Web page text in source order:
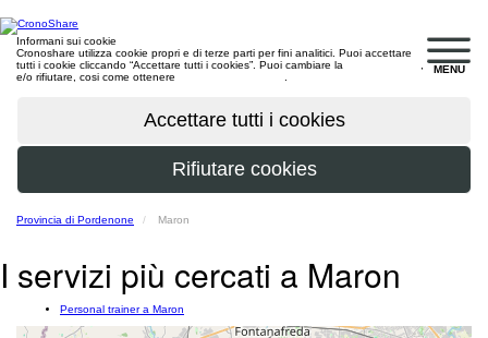
MENU
Informani sui cookie
Cronoshare utilizza cookie propri e di terze parti per fini analitici. Puoi accettare
tutti i cookie cliccando “Accettare tutti i cookies”. Puoi cambiare la
e/o rifiutare, cosi come ottenere
Provincia di Pordenone Maron
I servizi più cercati a Maron
Personal trainer a Maron